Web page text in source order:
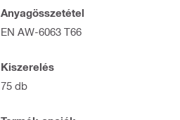
Anyagösszetétel
EN AW-6063 T66
Kiszerelés
75 db